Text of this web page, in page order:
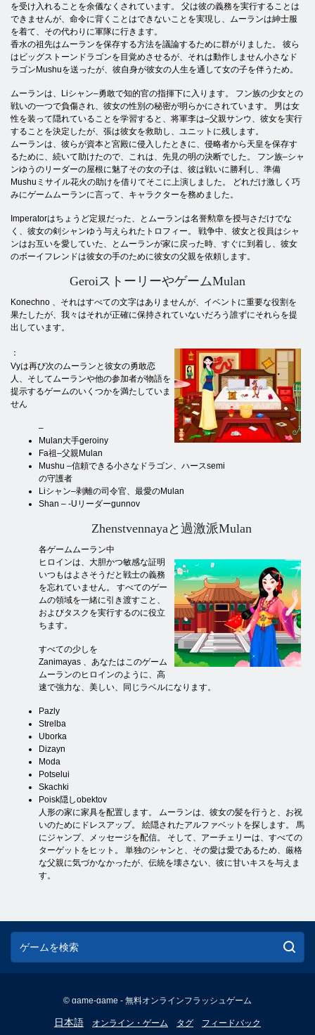
を受け入れることを余儀なくされています。 父は彼の義務を実行することは
できませんが、命令に背くことはできないことを実現し、ムーランは紳士服
を着て、その代わりに軍隊に行きます。
香水の祖先はムーランを保存する方法を議論するために群がりました。 彼ら
はビッグストーンドラゴンを目覚めさせるが、それは動作しません小さなド
ラゴンMushuを送ったが、彼自身が彼女の人生を通して女の子を伴うため。
ムーランは、Liシャン–勇敢で知的官の指揮下に入ります。 フン族の少女との
戦いの一つで負傷され、彼女の性別の秘密が明らかにされています。 男は女
性を装って隠れていることを学習すると、将軍李は–父親サンウ、彼女を実行
することを決定したが、張は彼女を救助し、ユニットに残します。
ムーランは、彼らが資本と宮殿に侵入したときに、侵略者から天皇を保存す
るために、続いて助けたので、これは、先見の明の決断でした。 フン族–シャ
ンゆうのリーダーの屋根に魅了その女の子は、彼は戦いに勝利し、準備
Mushuミサイル花火の助けを借りてそこに上演しました。 どれだけ激しく巧
みにゲームムーランに言って、キャラクターを務めました。
Imperatorはちょうど定規だった、とムーランは名誉勲章を授与さだけでな
く、彼女の剣シャンゆう与えられたトロフィー。 戦争中、彼女と役員はシャ
ンはお互いを愛していた、とムーランが家に戻った時、すぐに到着し、彼女
のボーイフレンドは彼女の手のために彼女の父親を依頼します。
GeroiストーリーやゲームMulan
Konechno 、それはすべての文字はありませんが、イベントに重要な役割を
果たしたが、我々はそれが正確に保持されていないだろう誰ずにそれらを提
出しています。
：
Vyは再び次のムーランと彼女の勇敢恋
人、そしてムーランや他の参加者が物語を
提示するゲームのいくつかを満たしていま
せん
–
Mulan大手geroiny
Fa祖–父親Mulan
Mushu –信頼できる小さなドラゴン、ハースsemi
の守護者
Liシャン–剥離の司令官、最愛のMulan
Shan – -Uリーダーgunnov
Zhenstvennayaと過激派Mulan
各ゲームムーラン中
ヒロインは、大胆かつ敏感な証明
いつもはよさそうだと戦士の義務
を忘れていません。 すべてのゲー
ムの領域を一緒に引き渡すこと、
およびタスクを実行するのに役立
ちます。
すべての少しを
Zanimayas 、あなたはこのゲーム
ムーランのヒロインのように、高
速で強力な、美しい、同じラベルになります。
Pazly
Strelba
Uborka
Dizayn
Moda
Potselui
Skachki
Poisk隠しobektov
人形の家に家具を配置します。 ムーランは、彼女の髪を行うと、お祝
いのためにドレスアップ。 絵隠されたアルファベットを探します。 馬
にジャンプ、メッセージを配信。 そして、アーチェリーは、すべての
ターゲットをヒット。 単独のシャンと、その愛は愛であるため、厳格
な父親に気づかなかったが、伝統を壊さない、彼に甘いキスを与えま
す。
© game-game - 無料オンラインフラッシュゲーム
日本語
English
オンライン・ゲーム タグ フィードバック